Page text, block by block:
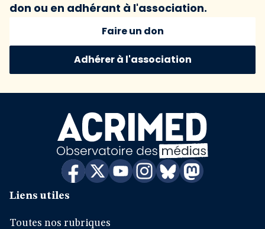
don ou en adhérant à l'association.
Faire un don
Adhérer à l'association
Liens utiles
Toutes nos rubriques